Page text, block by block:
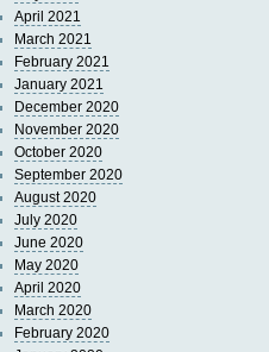
April 2021
March 2021
February 2021
January 2021
December 2020
November 2020
October 2020
September 2020
August 2020
July 2020
June 2020
May 2020
April 2020
March 2020
February 2020